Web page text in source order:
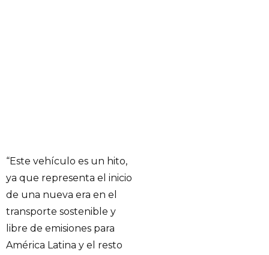
“Este vehículo es un hito,
ya que representa el inicio
de una nueva era en el
transporte sostenible y
libre de emisiones para
América Latina y el resto